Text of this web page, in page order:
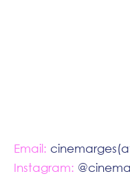
Email:
Instagram: